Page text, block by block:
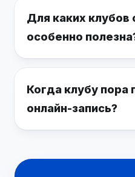
Для каких клубов
особенно
Когда клубу пора
онлайн-запись?